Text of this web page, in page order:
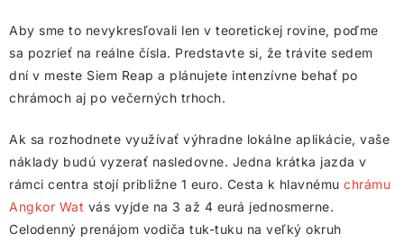
Aby sme to nevykresľovali len v teoretickej rovine, poďme
sa pozrieť na reálne čísla. Predstavte si, že trávite sedem
dní v meste Siem Reap a plánujete intenzívne behať po
chrámoch aj po večerných trhoch.
Ak sa rozhodnete využívať výhradne lokálne aplikácie, vaše
náklady budú vyzerať nasledovne. Jedna krátka jazda v
rámci centra stojí približne 1 euro. Cesta k hlavnému chrámu
Angkor Wat vás vyjde na 3 až 4 eurá jednosmerne.
Celodenný prenájom vodiča tuk-tuku na veľký okruh